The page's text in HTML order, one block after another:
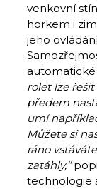
venkovní
horkem i
jeho
automatické
rolet lze
předem
umí
Můžete si
ráno
zatáhly,“
technologie